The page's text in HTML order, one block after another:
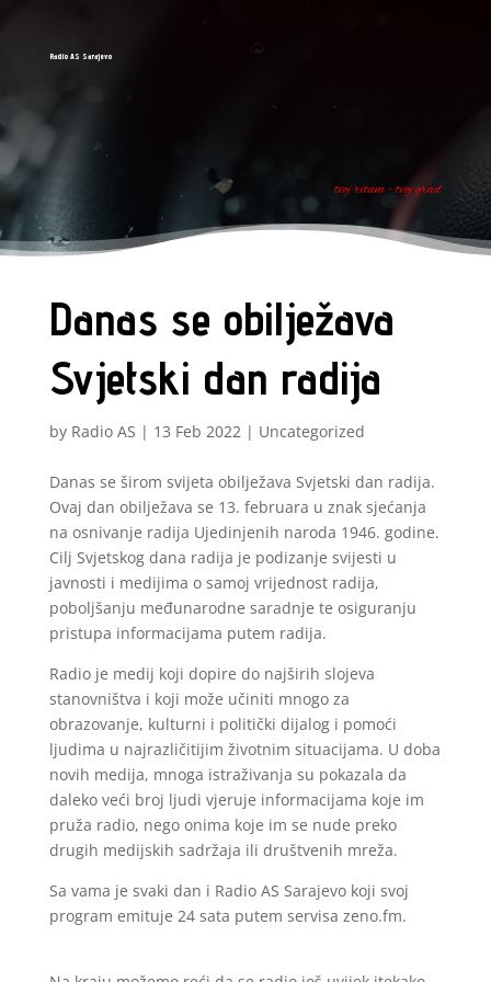
Radio AS Sarajevo
tvoj ritam - tvoj grad
Danas se obilježava
Svjetski dan radija
by Radio AS | 13 Feb 2022| Uncategorized
Danas se širom svijeta obilježava Svjetski dan radija.
Ovaj dan obilježava se 13. februara u znak sjećanja
na osnivanje radija Ujedinjenih naroda 1946. godine.
Cilj Svjetskog dana radija je podizanje svijesti u
javnosti i medijima o samoj vrijednost radija,
poboljšanju međunarodne saradnje te osiguranju
pristupa informacijama putem radija.
Radio je medij koji dopire do najširih slojeva
stanovništva i koji može učiniti mnogo za
obrazovanje, kulturni i politički dijalog i pomoći
ljudima u najrazličitijim životnim situacijama. U doba
novih medija, mnoga istraživanja su pokazala da
daleko veći broj ljudi vjeruje informacijama koje im
pruža radio, nego onima koje im se nude preko
drugih medijskih sadržaja ili društvenih mreža.
Sa vama je svaki dan i Radio AS Sarajevo koji svoj
program emituje 24 sata putem servisa zeno.fm.